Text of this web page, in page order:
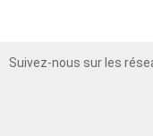
Suivez-nous sur les